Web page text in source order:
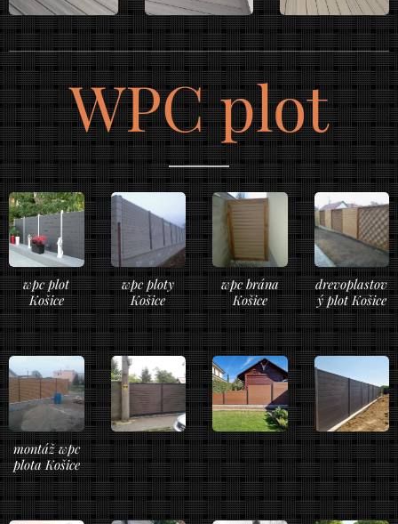
WPC plot
wpc plot
Košice
wpc ploty
Košice
wpc brána
Košice
drevoplastov
ý plot Košice
montáž wpc
plota Košice